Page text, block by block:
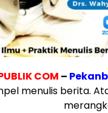
COM –
menulis berita.